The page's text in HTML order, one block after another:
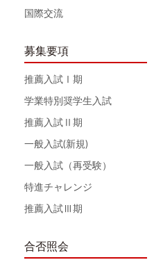
国際交流
募集要項
推薦入試Ⅰ期
学業特別奨学生入試
推薦入試Ⅱ期
一般入試(新規)
一般入試（再受験）
特進チャレンジ
推薦入試Ⅲ期
合否照会